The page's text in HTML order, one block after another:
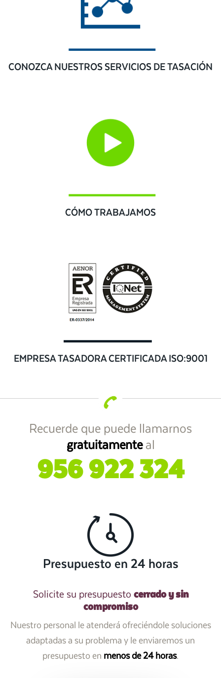
CONOZCA NUESTROS SERVICIOS DE TASACIÓN
CÓMO TRABAJAMOS
EMPRESA TASADORA CERTIFICADA ISO:9001
Recuerde que puede llamarnos
gratuitamenteal
956 922 324
Presupuesto en 24 horas
Solicite su presupuesto cerrado y sin
compromiso
Nuestro personal le atenderá ofreciéndole soluciones
adaptadas a su problema y le enviaremos un
presupuesto en menos de 24 horas.